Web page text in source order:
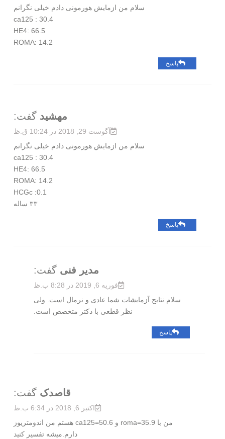
سلام من ازمایش هورمونی دادم خیلی نگرانم
ca125 : 30.4
HE4: 66.5
ROMA: 14.2
پاسخ
مهشید گفت:
آگوست 29, 2018 در 10:24 ق.ظ
سلام من ازمایش هورمونی دادم خیلی نگرانم
ca125 : 30.4
HE4: 66.5
ROMA: 14.2
HCGc :0.1
۳۳ ساله
پاسخ
مدیر فنی گفت:
فوریه 6, 2019 در 8:28 ب.ظ
سلام نتایج آزمایشات شما عادی و نرمال است. ولی
نظر قطعی با دکتر متخصص است.
پاسخ
قاصدک گفت:
اکتبر 6, 2018 در 6:34 ب.ظ
من با roma=35.9 و ca125=50.6 هستم من اندومتریوز
دارم.میشه تفسیر کنید